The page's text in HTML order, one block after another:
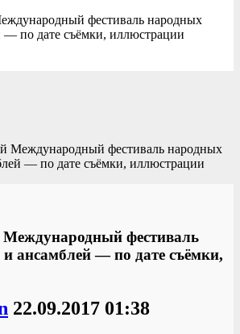
фестиваль народных
— по дате съёмки, иллюстрации
Международный фестиваль народных
— по дате съёмки, иллюстрации
фестиваль
ансамблей — по дате съёмки,
22.09.2017 01:38